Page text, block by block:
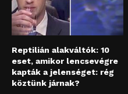
Reptilián alakváltók: 10
eset, amikor lencsevégre
kapták a jelenséget: rég
köztünk járnak?